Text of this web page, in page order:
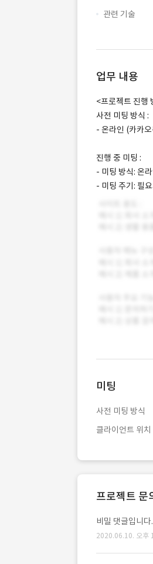
관련 기술
업무 내용
<프로젝트 진행
사전 미팅 방식 :
- 온라인 (카카
진행 중 미팅 :
- 미팅 방식: 온
- 미팅 주기: 필
미팅
사전 미팅 방식
클라이언트 위치
프로젝트 문
비밀 댓글입니다.
2020.06.10. 오후